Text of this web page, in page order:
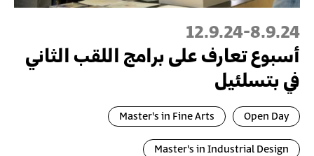
8.9.24
-
12.9.24
أسبوع تعارف على برامج اللقب الثاني
في بتسلئيل
Open Day
Master's in Fine Arts
Master's in Industrial Design